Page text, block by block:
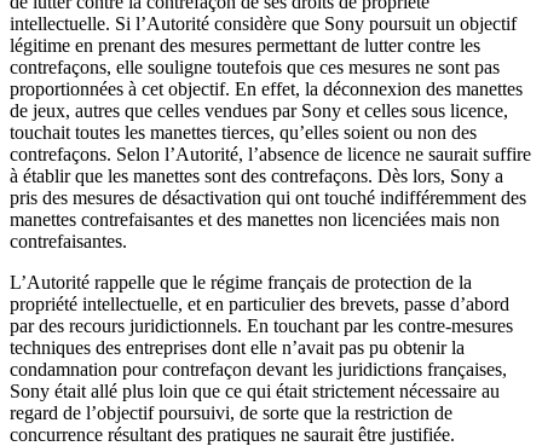
intellectuelle. Si l’Autorité considère que Sony poursuit un objectif
légitime en prenant des mesures permettant de lutter contre les
contrefaçons, elle souligne toutefois que ces mesures ne sont pas
proportionnées à cet objectif. En effet, la déconnexion des manettes
de jeux, autres que celles vendues par Sony et celles sous licence,
touchait toutes les manettes tierces, qu’elles soient ou non des
contrefaçons. Selon l’Autorité, l’absence de licence ne saurait suffire
à établir que les manettes sont des contrefaçons. Dès lors, Sony a
pris des mesures de désactivation qui ont touché indifféremment des
manettes contrefaisantes et des manettes non licenciées mais non
contrefaisantes.
L’Autorité rappelle que le régime français de protection de la
propriété intellectuelle, et en particulier des brevets, passe d’abord
par des recours juridictionnels. En touchant par les contre-mesures
techniques des entreprises dont elle n’avait pas pu obtenir la
condamnation pour contrefaçon devant les juridictions françaises,
Sony était allé plus loin que ce qui était strictement nécessaire au
regard de l’objectif poursuivi, de sorte que la restriction de
concurrence résultant des pratiques ne saurait être justifiée.